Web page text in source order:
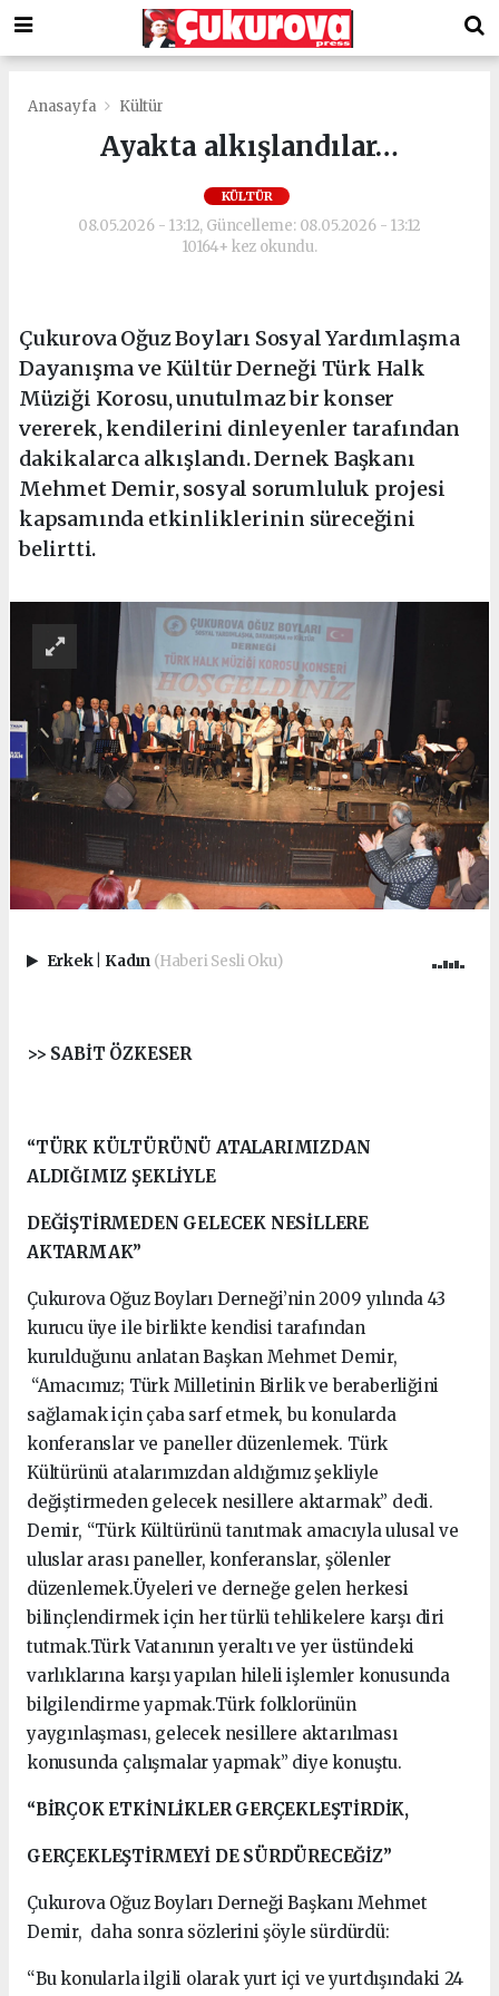
Anasayfa Kültür
Ayakta alkışlandılar…
KÜLTÜR
08.05.2026 - 13:12, Güncelleme: 08.05.2026 - 13:12
10164+ kez okundu.
Çukurova Oğuz Boyları Sosyal Yardımlaşma
Dayanışma ve Kültür Derneği Türk Halk
Müziği Korosu, unutulmaz bir konser
vererek, kendilerini dinleyenler tarafından
dakikalarca alkışlandı. Dernek Başkanı
Mehmet Demir, sosyal sorumluluk projesi
kapsamında etkinliklerinin süreceğini
belirtti.
Erkek Kadın (Haberi Sesli Oku)
>> SABİT ÖZKESER
“TÜRK KÜLTÜRÜNÜ ATALARIMIZDAN
ALDIĞIMIZ ŞEKLİYLE
DEĞİŞTİRMEDEN GELECEK NESİLLERE
AKTARMAK”
Çukurova Oğuz Boyları Derneği’nin 2009 yılında 43
kurucu üye ile birlikte kendisi tarafından
kurulduğunu anlatan Başkan Mehmet Demir,
“Amacımız; Türk Milletinin Birlik ve beraberliğini
sağlamak için çaba sarf etmek, bu konularda
konferanslar ve paneller düzenlemek. Türk
Kültürünü atalarımızdan aldığımız şekliyle
değiştirmeden gelecek nesillere aktarmak” dedi.
Demir, “Türk Kültürünü tanıtmak amacıyla ulusal ve
uluslar arası paneller, konferanslar, şölenler
düzenlemek.Üyeleri ve derneğe gelen herkesi
bilinçlendirmek için her türlü tehlikelere karşı diri
tutmak.Türk Vatanının yeraltı ve yer üstündeki
varlıklarına karşı yapılan hileli işlemler konusunda
bilgilendirme yapmak.Türk folklorünün
yaygınlaşması, gelecek nesillere aktarılması
konusunda çalışmalar yapmak” diye konuştu.
“BİRÇOK ETKİNLİKLER GERÇEKLEŞTİRDİK,
GERÇEKLEŞTİRMEYİ DE SÜRDÜRECEĞİZ”
Çukurova Oğuz Boyları Derneği Başkanı Mehmet
Demir, daha sonra sözlerini şöyle sürdürdü:
“Bu konularla ilgili olarak yurt içi ve yurtdışındaki 24